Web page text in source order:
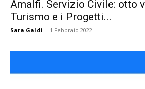
Amalfi. Servizio Civile: otto
Turismo e i Progetti...
Sara Galdi - 1 Febbraio 2022